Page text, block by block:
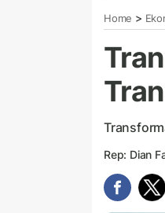
Home >
Rep: Dian